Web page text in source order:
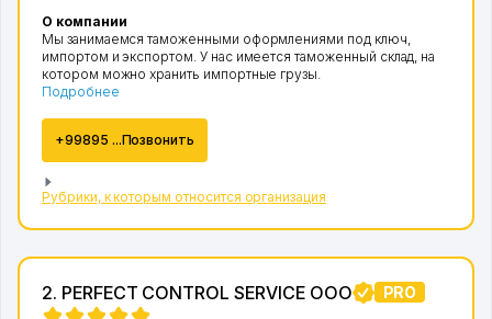
О компании
Мы занимаемся таможенными оформлениями под ключ,
импортом и экспортом. У нас имеется таможенный склад, на
котором можно хранить импортные грузы.
Подробнее
+99895 ...Позвонить
Рубрики, к которым относится организация
2. PERFECT CONTROL SERVICE ООО PRO